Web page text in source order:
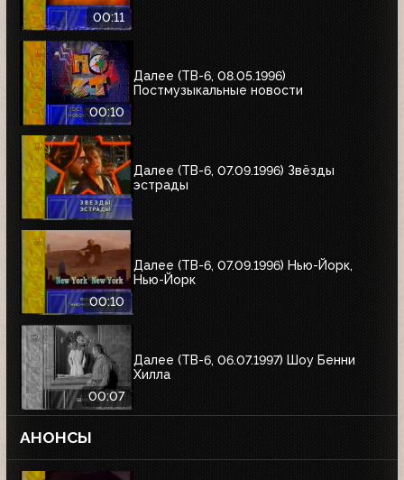
00:11
00:10
Далее (ТВ-6, 08.05.1996)
Постмузыкальные новости
Далее (ТВ-6, 07.09.1996) Звёзды
эстрады
00:10
Далее (ТВ-6, 07.09.1996) Нью-Йорк,
Нью-Йорк
00:07
Далее (ТВ-6, 06.07.1997) Шоу Бенни
Хилла
АНОНСЫ